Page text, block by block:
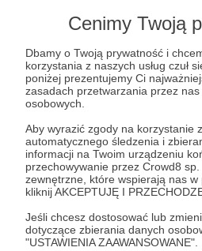
Cenimy Twoją
Dbamy o Twoją prywatność i
korzystania z naszych usług czuł
poniżej prezentujemy Ci
zasadach przetwarzania przez
osobowych.
Aby wyrazić zgody na korzystanie
automatycznego śledzenia i
informacji na Twoim urządzeniu
przechowywanie przez Crowd8
zewnętrzne, które wspierają nas w
kliknij AKCEPTUJĘ I
Jeśli chcesz dostosować lub
dotyczące zbierania danych
"USTAWIENIA ZAAWANSOWANE".
nie musiałoby być
Reakcja USA
pozwalający na
Jeżeli byłaby ona
ale jednocześnie nie
podjęcie działań
„rozmasowanie” obaw
których Warszawa
nuklearyzację), Polska
dowód nie tylko na
Waszyngtonu wobec